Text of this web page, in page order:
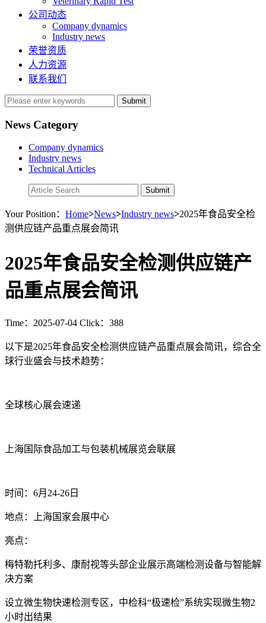
公司动态
Company dynamics
Industry news
荣誉资质
人力资源
联系我们
Submit
News Category
Company dynamics
Industry news
Technical Articles
Your Position： Home>News>Industry news>2025年食品安全检
测供应链产品重点展会简讯
2025年食品安全检测供应链产
品重点展会简讯
Time：2025-07-04 Click：388
以下是2025年食品安全检测供应链产品重点展会简讯，综合全
球行业盛会与技术趋势：
全球核心展会速递‌
上海国际食品加工与包装机械展览会联展‌
时间‌：6月24-26日
地点‌：上海国家会展中心
亮点‌：
梅特勒托利多、康耐视等头部企业展示高端检测设备与智能解
决方案
设立微生物快速检测专区，中检科“极速检”系统实现微生物2
小时出结果